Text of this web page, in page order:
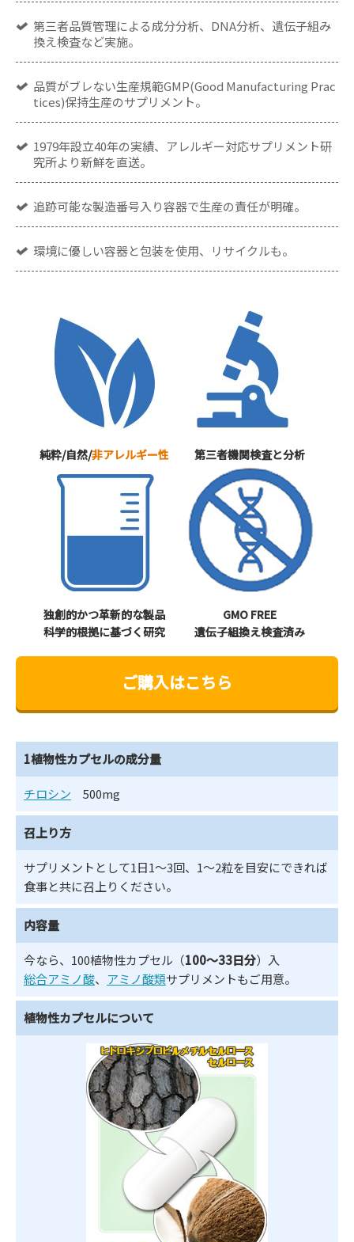
第三者品質管理による成分分析、DNA分析、遺伝子組み
換え検査など実施。
品質がブレない生産規範GMP(Good Manufacturing Prac
tices)保持生産のサプリメント。
1979年設立40年の実績、アレルギー対応サプリメント研
究所より新鮮を直送。
追跡可能な製造番号入り容器で生産の責任が明確。
環境に優しい容器と包装を使用、リサイクルも。
純粋/自然/非アレルギー性 第三者機関検査と分析
独創的かつ革新的な製品
科学的根拠に基づく研究
GMO FREE
遺伝子組換え検査済み
ご購入はこちら
1植物性カプセルの成分量
チロシン 500mg
召上り方
サプリメントとして1日1～3回、1～2粒を目安にできれば
食事と共に召上りください。
内容量
今なら、100植物性カプセル（100～33日分）入
総合アミノ酸、 アミノ酸類サプリメントもご用意。
植物性カプセルについて